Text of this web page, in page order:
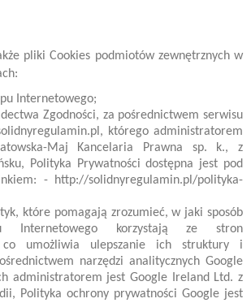
pliki Cookies podmiotów zewnętrznych w
Internetowego;
Zgodności, za pośrednictwem serwisu
którego administratorem
Maj Kancelaria Prawna sp. k., z
Polityka Prywatności dostępna jest pod
- http://solidnyregulamin.pl/polityka-
które pomagają zrozumieć, w jaki sposób
Internetowego korzystają ze stron
co umożliwia ulepszanie ich struktury i
narzędzi analitycznych Google
administratorem jest Google Ireland Ltd. z
Polityka ochrony prywatności Google jest